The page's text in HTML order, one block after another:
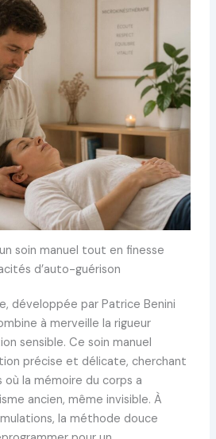
soin manuel tout en finesse
d’auto-guérison
développée par Patrice Benini
à merveille la rigueur
sensible. Ce soin manuel
précise et délicate, cherchant
la mémoire du corps a
ancien, même invisible. À
la méthode douce